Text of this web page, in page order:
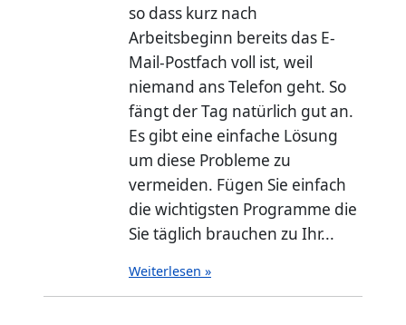
so dass kurz nach
Arbeitsbeginn bereits das E-
Mail-Postfach voll ist, weil
niemand ans Telefon geht. So
fängt der Tag natürlich gut an.
Es gibt eine einfache Lösung
um diese Probleme zu
vermeiden. Fügen Sie einfach
die wichtigsten Programme die
Sie täglich brauchen zu Ihr...
Weiterlesen »